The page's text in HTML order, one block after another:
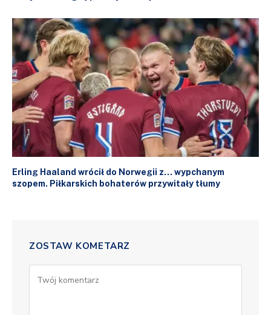
Erling Haaland wrócił do Norwegii z… wypchanym
szopem. Piłkarskich bohaterów przywitały tłumy
ZOSTAW KOMETARZ